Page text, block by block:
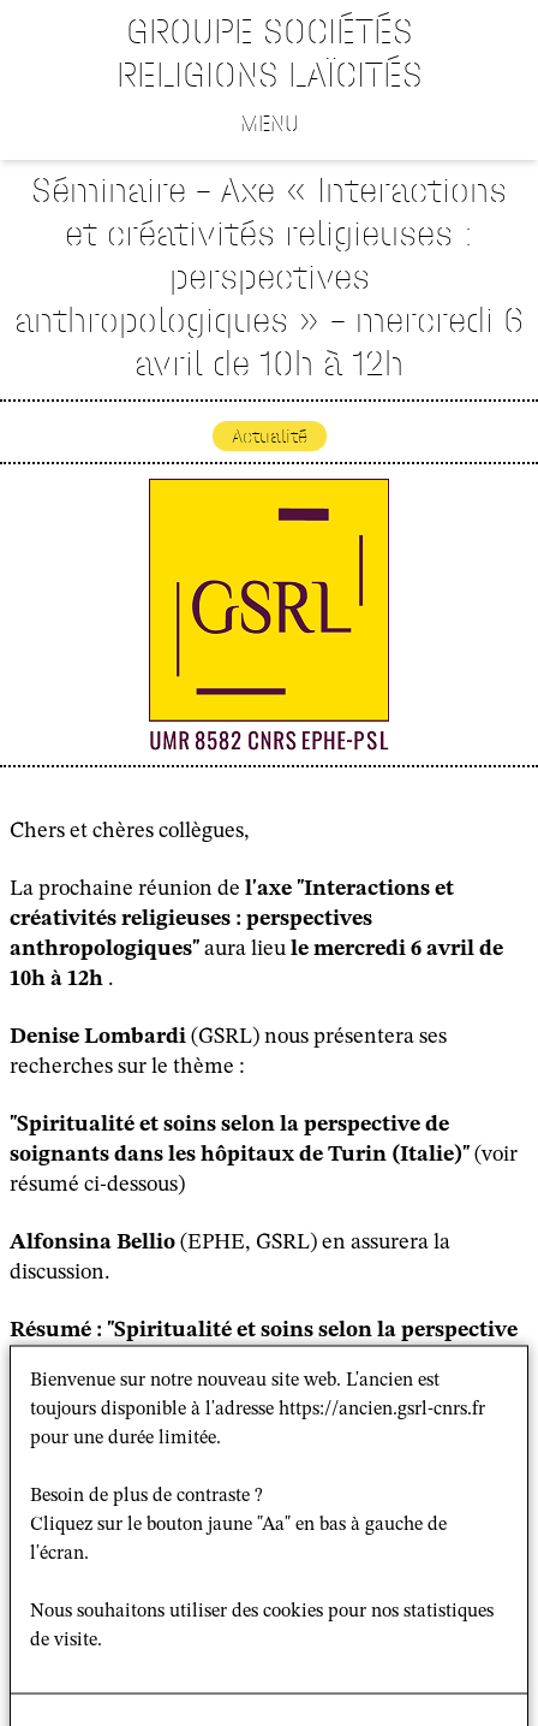
GROUPE SOCIÉTÉS
RELIGIONS LAÏCITÉS
MENU
Séminaire – Axe « Interactions
et créativités religieuses :
perspectives
anthropologiques » – mercredi 6
avril de 10h à 12h
Actualité
Chers et chères collègues,
La prochaine réunion de l'axe "Interactions et
créativités religieuses : perspectives
anthropologiques" aura lieu le mercredi 6 avril de
10h à 12h .
Denise Lombardi (GSRL) nous présentera ses
recherches sur le thème :
"Spiritualité et soins selon la perspective de
soignants dans les hôpitaux de Turin (Italie)" (voir
résumé ci-dessous)
Alfonsina Bellio (EPHE, GSRL) en assurera la
discussion.
Résumé : "Spiritualité et soins selon la perspective
Le projet "Religions à l'hôpital. Intégrer la spiritualité et
la médecine dans les pratiques de soins" propose une
l’observation. Il est réalisé par un groupe de recherche
appartenant au Département Cultures, Politique et
approuvé au cours de l'année 2018, avant l'urgence
sanitaire du Covid19. Les thèmes principaux de l'étude
spiritualité et soins dans le cadre hospitalier. La
Bienvenue sur notre nouveau site web. L'ancien est
toujours disponible à l'adresse https://ancien.gsrl-cnrs.fr
pour une durée limitée.
Besoin de plus de contraste ?
Cliquez sur le bouton jaune "Aa" en bas à gauche de
l'écran.
Nous souhaitons utiliser des cookies pour nos statistiques
de visite.